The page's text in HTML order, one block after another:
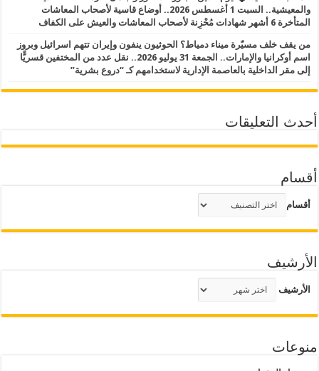
والمعيشية.. السبت 1 أغسطس 2026.. أوضاع قاسية لأصحاب المعاشات
المتأخرة 6 أشهر شهادات مُحْزِنة لأصحاب المعاشات والعيش على الكفاف
من يقف خلف مسيّرة ميناء دمياط؟ الحوثيون ينفون وإيران تتهم اسرائيل وبروز
اسم أوكرانيا والإمارات.. الجمعة 31 يوليو 2026.. نقل عدد من المختفين قسريًّا
إلى مقر الداخلية بالعاصمة الإدارية لاستخدامهم كـ “دروع بشرية”
أحدث التعليقات
أقسام
أقسام
الأرشيف
الأرشيف
منوعات